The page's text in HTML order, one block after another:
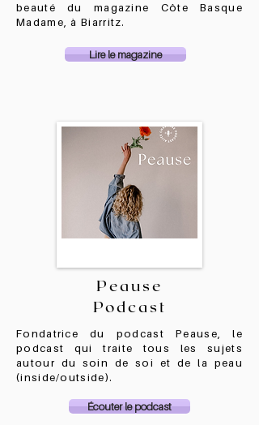
beauté du magazine Côte Basque
Madame, à Biarritz.
Lire le magazine
Peause
Podcast
Fondatrice du podcast Peause, le
podcast qui traite tous les sujets
autour du soin de soi et de la peau
(inside/outside).
Écouter le podcast